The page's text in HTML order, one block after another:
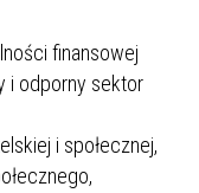
finansowej
i odporny sektor
i społecznej,